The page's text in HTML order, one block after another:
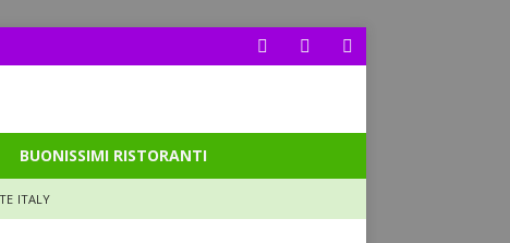
BUONISSIMI RISTORANTI
ITALY